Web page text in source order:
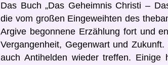
Das Buch „Das Geheimnis Christi –
die vom großen Eingeweihten des
Argive begonnene Erzählung fort und
Vergangenheit, Gegenwart und
auch Antihelden wieder treffen. Einige